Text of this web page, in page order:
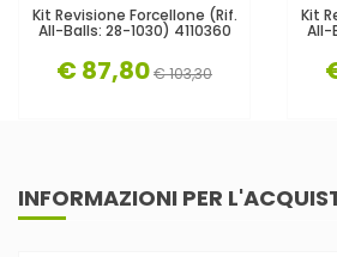
Kit Revisione Forcellone (Rif.
All-Balls: 28-1030) 4110360
€ 87,80€ 103,30
Kit
All-
INFORMAZIONI PER